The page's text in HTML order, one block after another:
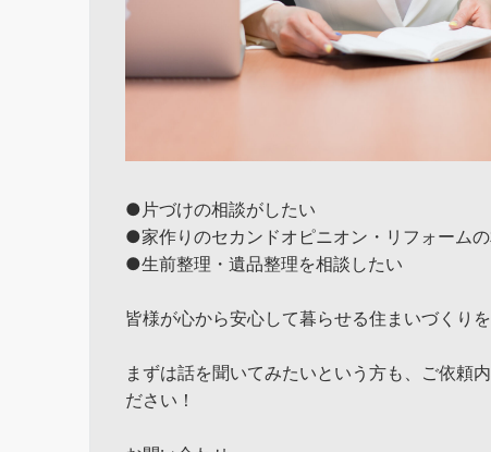
●片づけの相談がしたい
●家作りのセカンドオピニオン・リフォーム
●生前整理・遺品整理を相談したい
皆様が心から安心して暮らせる住まいづくり
まずは話を聞いてみたいという方も、ご依頼
ださい！